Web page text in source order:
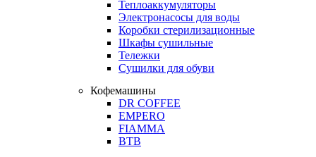
Теплоаккумуляторы
Электронасосы для воды
Коробки стерилизационные
Шкафы сушильные
Тележки
Сушилки для обуви
Кофемашины
DR COFFEE
EMPERO
FIAMMA
BTB